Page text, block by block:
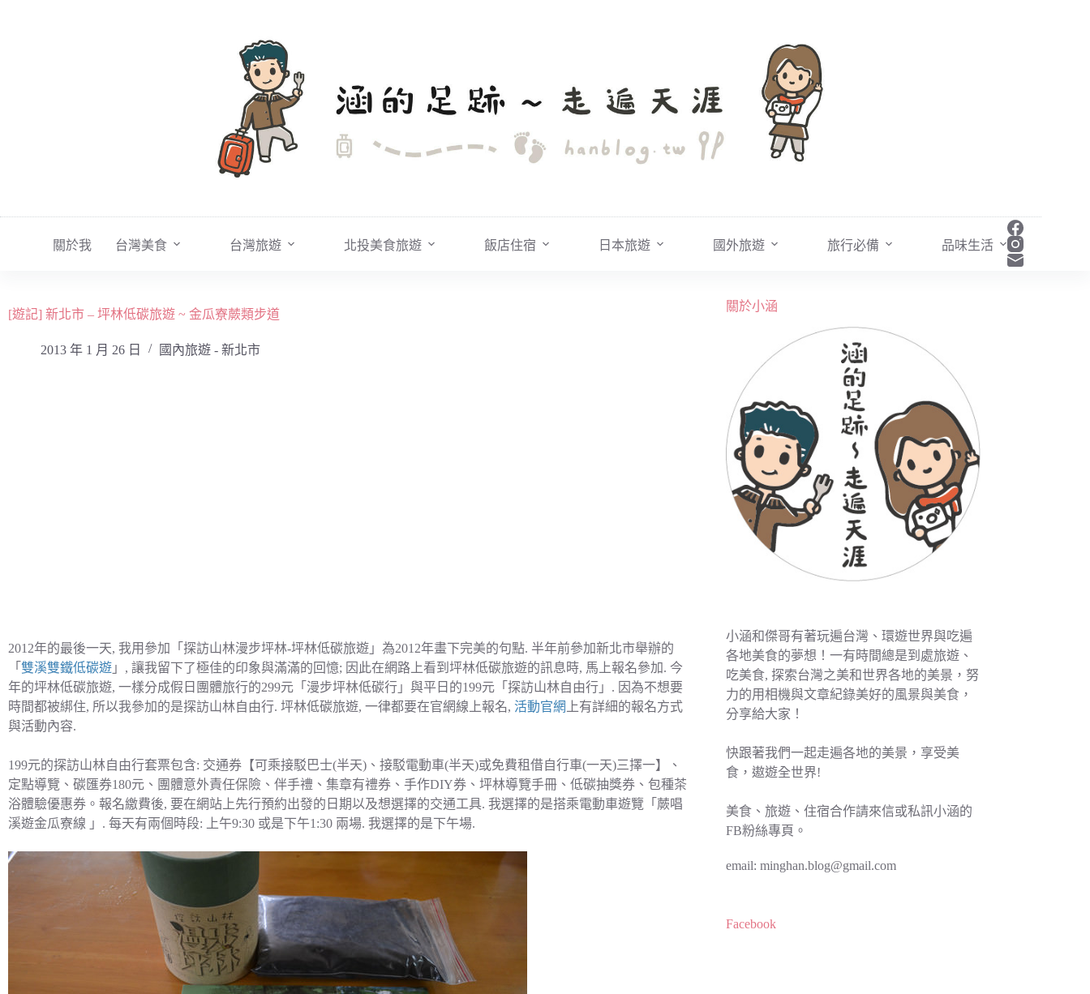
關於我 台灣美食 台灣旅遊 北投美食旅遊 飯店住宿 日本旅遊 國外旅遊 旅行必備 品味生活
[遊記] 新北市 – 坪林低碳旅遊 ~ 金瓜寮蕨類步道
2013 年 1 月 26 日 國內旅遊 - 新北市
2012年的最後一天, 我用參加「探訪山林漫步坪林-坪林低碳旅遊」為2012年畫下完美的句點. 半年前參加新北市舉辦的
「 雙溪雙鐵低碳遊 」, 讓我留下了極佳的印象與滿滿的回憶; 因此在網路上看到坪林低碳旅遊的訊息時, 馬上報名參加. 今
年的坪林低碳旅遊, 一樣分成假日團體旅行的299元「漫步坪林低碳行」與平日的199元「探訪山林自由行」. 因為不想要
時間都被綁住, 所以我參加的是探訪山林自由行. 坪林低碳旅遊, 一律都要在官網線上報名, 活動官網 上有詳細的報名方式
與活動內容.
199元的探訪山林自由行套票包含: 交通券【可乘接駁巴士(半天)、接駁電動車(半天)或免費租借自行車(一天)三擇一】、
定點導覽、碳匯券180元、團體意外責任保險、伴手禮、集章有禮券、手作DIY券、坪林導覽手冊、低碳抽獎券、包種茶
浴體驗優惠券。報名繳費後, 要在網站上先行預約出發的日期以及想選擇的交通工具. 我選擇的是搭乘電動車遊覽「蕨唱
溪遊金瓜寮線 」. 每天有兩個時段: 上午9:30 或是下午1:30 兩場. 我選擇的是下午場.
關於小涵
小涵和傑哥有著玩遍台灣、環遊世界與吃遍
各地美食的夢想！一有時間總是到處旅遊、
吃美食, 探索台灣之美和世界各地的美景，努
力的用相機與文章紀錄美好的風景與美食，
分享給大家！
快跟著我們一起走遍各地的美景，享受美
食，遨遊全世界!
美食、旅遊、住宿合作請來信或私訊小涵的
FB粉絲專頁。
email: minghan.blog@gmail.com
Facebook